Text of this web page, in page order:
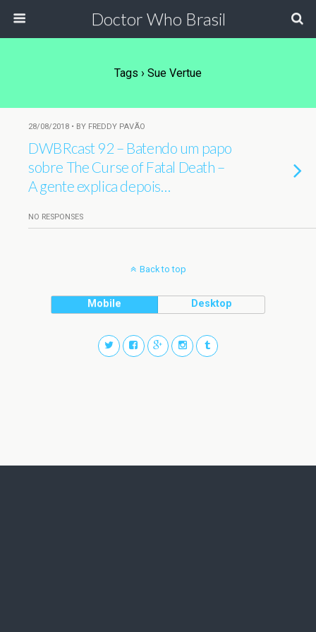
Doctor Who Brasil
Tags › Sue Vertue
28/08/2018 • BY FREDDY PAVÃO
DWBRcast 92 – Batendo um papo
sobre The Curse of Fatal Death –
A gente explica depois…
NO RESPONSES
Back to top
Mobile Desktop